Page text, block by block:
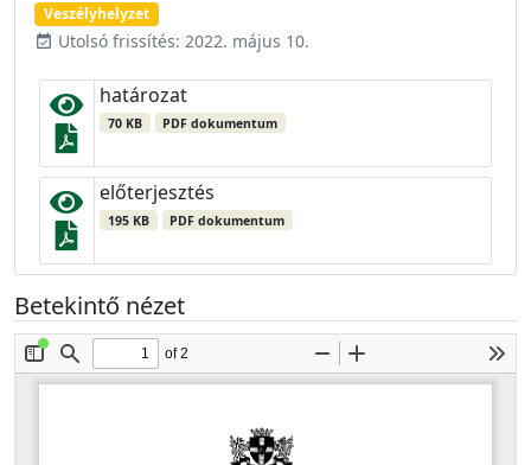
Veszélyhelyzet
event_available Utolsó frissítés: 2022. május 10.
határozat
70 KB PDF dokumentum
előterjesztés
195 KB PDF dokumentum
Betekintő nézet